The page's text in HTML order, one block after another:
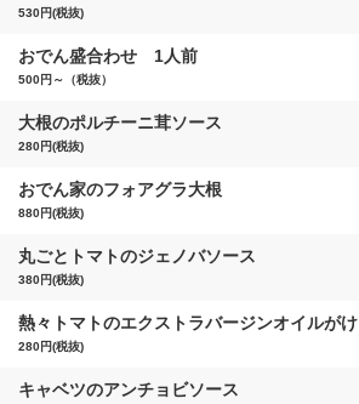
530円(税抜)
おでん盛合わせ 1人前
500円～（税抜）
大根のポルチーニ茸ソース
280円(税抜)
おでん家のフォアグラ大根
880円(税抜)
丸ごとトマトのジェノバソース
380円(税抜)
熱々トマトのエクストラバージンオイルがけ
280円(税抜)
キャベツのアンチョビソース